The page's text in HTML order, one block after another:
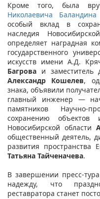
Кроме того, была
Николаевича Баландина​
особый вклад в
наследия
определяет наградная
государственного
искусств имени А.Д.
Багрова и заместитель
Александр Кошелев,
знака, объявили
главный инженер —
памятников Научно-
сохранению объектов
Новосибирской области
общественный деятель,
развития пространства
Татьяна Тайченачева.
В завершении пресс-
надежду, что
реставратора станет